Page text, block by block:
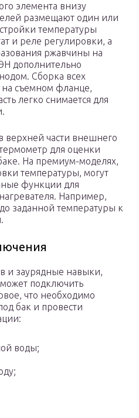
элемента внизу
размещают один или
температуры
и реле регулировки, а
ржавчины на
дополнительно
Сборка всех
на съемном фланце,
легко снимается для
верхней части внешнего
для оценки
На премиум-моделях,
температуры, могут
функции для
Например,
заданной температуры к
и заурядные навыки,
подключить
что необходимо
бак и провести
воды;